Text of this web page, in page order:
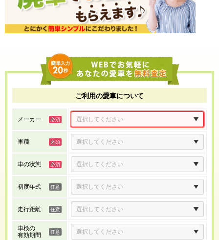
ご利用の愛車について
メーカー
車種
車の状態
初度年式
走行距離
車検の
有効期間